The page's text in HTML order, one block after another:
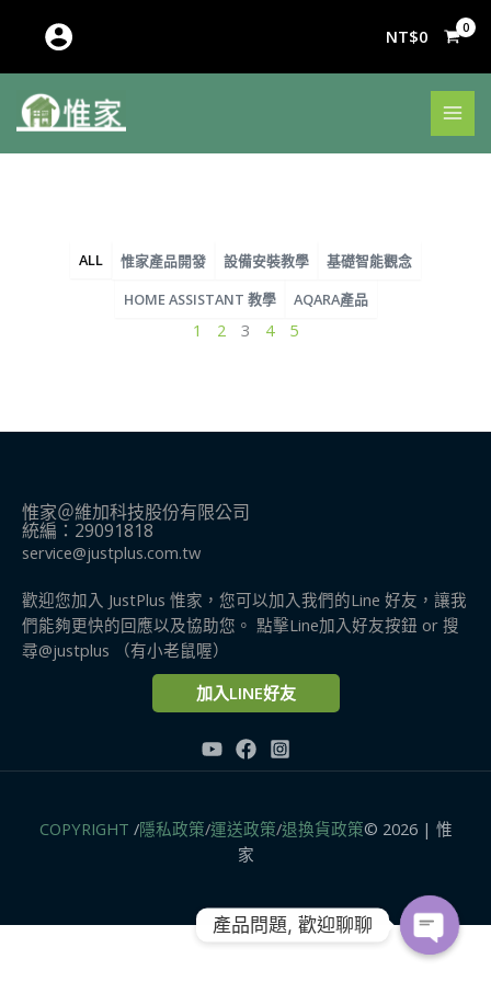
NT$0
惟家產品開發 設備安裝教學
基礎智能觀念
HOME ASSISTANT 教學
AQARA產品
ALL
頁1
頁
2
頁
3
頁
4
頁
5
惟家＠維加科技股份有限公司
統編：29091818
service@justplus.com.tw
歡迎您加入 JustPlus 惟家，您可以加入我們的Line 好友，讓我
們能夠更快的回應以及協助您。 點擊Line加入好友按鈕 or 搜
尋@justplus​ （有小老鼠喔）
加入LINE好友
COPYRIGHT /隱私政策/運送政策/退換貨政策© 2026 | 惟
家
產品問題, 歡迎聊聊
OPEN